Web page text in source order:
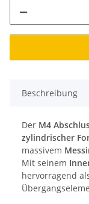
Beschreibung
Der M4
zylindrischer
massivem
Mit seinem
hervorragend